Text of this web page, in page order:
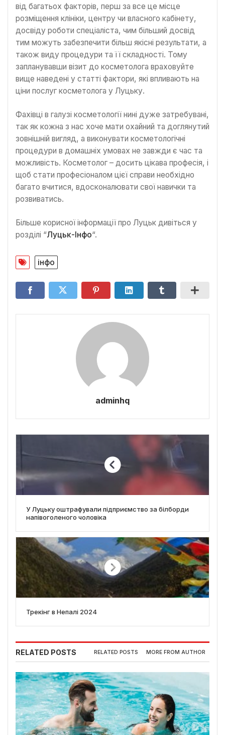
від багатьох факторів, перш за все це місце
розміщення клініки, центру чи власного кабінету,
досвіду роботи спеціаліста, чим більший досвід
тим можуть забезпечити більш якісні результати, а
також виду процедури та її складності. Тому
запланувавши візит до косметолога враховуйте
вище наведені у статті фактори, які впливають на
ціни послуг косметолога у Луцьку.
Фахівці в галузі косметології нині дуже затребувані,
так як кожна з нас хоче мати охайний та доглянутий
зовнішній вигляд, а виконувати косметологічні
процедури в домашніх умовах не завжди є час та
можливість. Косметолог – досить цікава професія, і
щоб стати професіоналом цієї справи необхідно
багато вчитися, вдосконалювати свої навички та
розвиватись.
Більше корисної інформації про Луцьк дивіться у
розділі “Луцьк-Інфо“.
інфо
adminhq
У Луцьку оштрафували підприємство за білборди
напівоголеного чоловіка
Трекінг в Непалі 2024
RELATED POSTS RELATED POSTS MORE FROM AUTHOR